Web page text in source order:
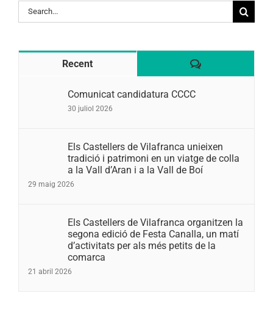
Search
for:
Recent Comentaris
Comunicat candidatura CCCC
30 juliol 2026
Els Castellers de Vilafranca unieixen
tradició i patrimoni en un viatge de colla
a la Vall d’Aran i a la Vall de Boí
29 maig 2026
Els Castellers de Vilafranca organitzen la
segona edició de Festa Canalla, un matí
d’activitats per als més petits de la
comarca
21 abril 2026